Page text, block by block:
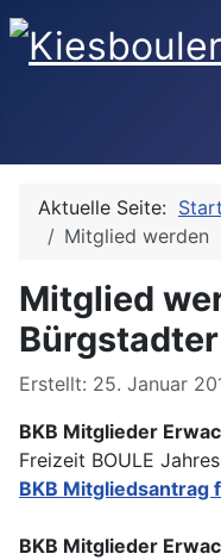
Aktuelle Seite:
Mitglied werden
Mitglied
Details
Erstellt: 25. Januar
BKB Mitglieder
Freizeit BOULE
BKB Mitgliedsantrag
BKB Mitglieder